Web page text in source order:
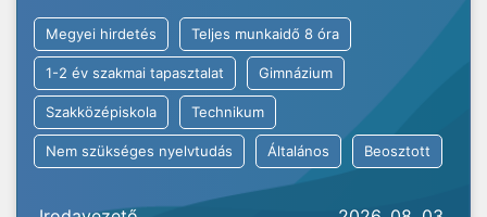
Megyei hirdetés Teljes munkaidő 8 óra
1-2 év szakmai tapasztalat Gimnázium
Szakközépiskola Technikum
Nem szükséges nyelvtudás Általános Beosztott